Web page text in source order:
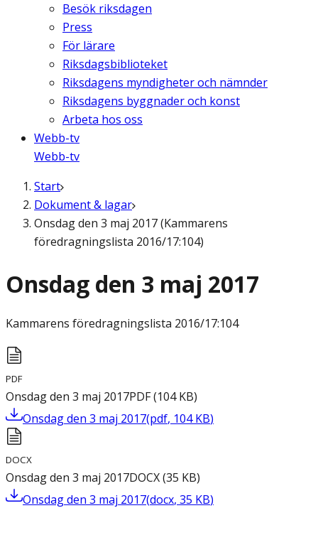
Besök riksdagen
Press
För lärare
Riksdagsbiblioteket
Riksdagens myndigheter och nämnder
Riksdagens byggnader och konst
Arbeta hos oss
Webb-tv
Webb-tv
Start
Dokument & lagar
Onsdag den 3 maj 2017 (Kammarens
föredragningslista 2016/17:104)
Onsdag den 3 maj 2017
Kammarens föredragningslista 2016/17:104
PDF
Onsdag den 3 maj 2017PDF(104 KB)
Onsdag den 3 maj 2017(pdf, 104 KB)
DOCX
Onsdag den 3 maj 2017DOCX(35 KB)
Onsdag den 3 maj 2017(docx, 35 KB)